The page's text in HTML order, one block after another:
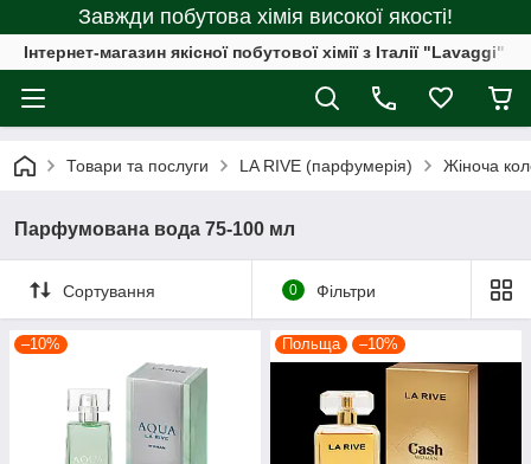
Завжди побутова хімія високої якості!
Інтернет-магазин якісної побутової хімії з Італії "Lavaggi"
Товари та послуги LA RIVE (парфумерія) Жіноча
Парфумована вода 75-100 мл
Сортування 0 Фільтри
–10% Польща –10%